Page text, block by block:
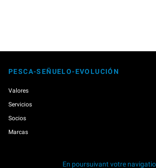
PESCA-SEÑUELO-EVOLUCIÓN
Valores
Servicios
Socios
Marcas
En poursuivant votre